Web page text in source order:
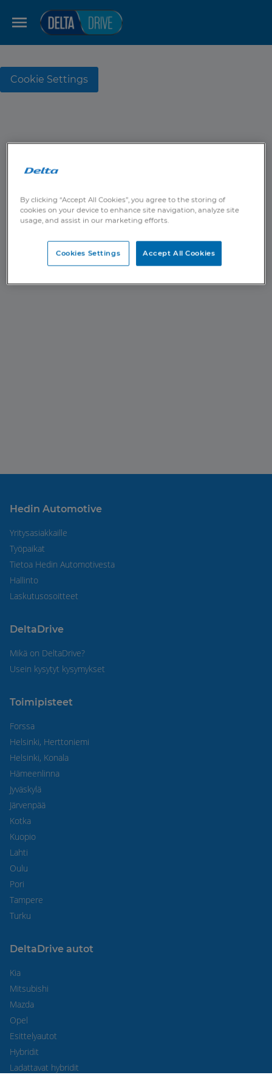
Cookie Settings
Hedin Automotive
Yritysasiakkaille
Työpaikat
Tietoa Hedin Automotivesta
Hallinto
Laskutusosoitteet
DeltaDrive
Mikä on DeltaDrive?
Usein kysytyt kysymykset
Toimipisteet
Forssa
Helsinki, Herttoniemi
Helsinki, Konala
Hämeenlinna
Jyväskylä
Järvenpää
Kotka
Kuopio
Lahti
Oulu
Pori
Tampere
Turku
DeltaDrive autot
Kia
Mitsubishi
Mazda
Opel
Esittelyautot
Hybridit
Ladattavat hybridit
By clicking “Accept All Cookies”, you agree to the storing of
cookies on your device to enhance site navigation, analyze site
usage, and assist in our marketing efforts.
Accept All Cookies
Cookies Settings